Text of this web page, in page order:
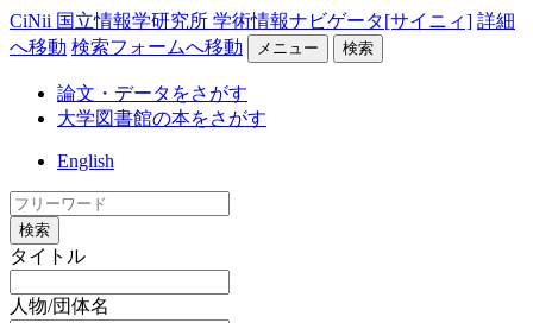
CiNii 国立情報学研究所 学術情報ナビゲータ[サイニィ] 詳細
へ移動 検索フォームへ移動 メニュー 検索
論文・データをさがす
大学図書館の本をさがす
English
検索
タイトル
人物/団体名